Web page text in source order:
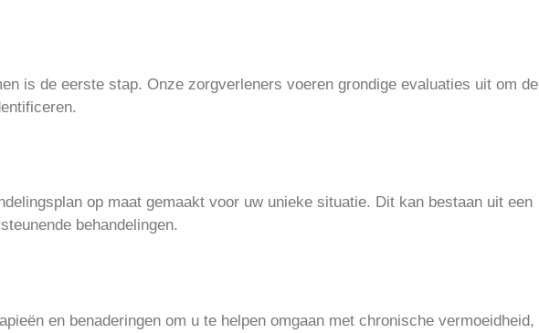
is de eerste stap. Onze zorgverleners voeren grondige evaluaties uit om de
op maat gemaakt voor uw unieke situatie. Dit kan bestaan uit een
behandelingen.
en benaderingen om u te helpen omgaan met chronische vermoeidheid,